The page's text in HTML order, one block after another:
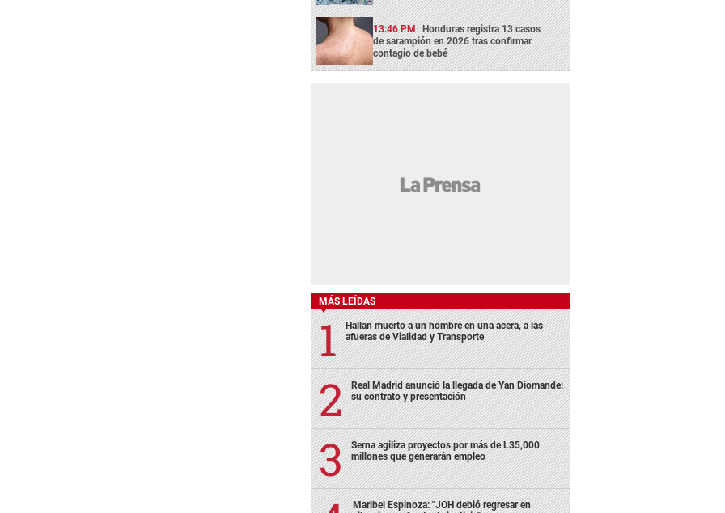
13:46 PM Honduras registra 13 casos
de sarampión en 2026 tras confirmar
contagio de bebé
MÁS LEÍDAS
Hallan muerto a un hombre en una acera, a las
afueras de Vialidad y Transporte
Real Madrid anunció la llegada de Yan Diomande:
su contrato y presentación
Serna agiliza proyectos por más de L35,000
millones que generarán empleo
Maribel Espinoza: "JOH debió regresar en